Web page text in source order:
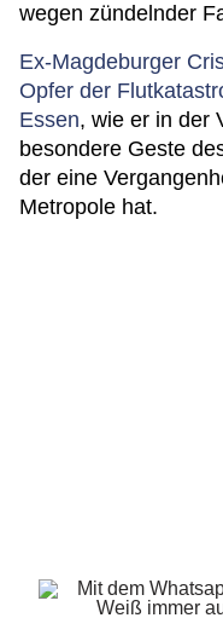
wegen zündelnder
Ex-Magdeburger
Opfer der
Essen, wie er in der
besondere Geste
der eine
Metropole hat.